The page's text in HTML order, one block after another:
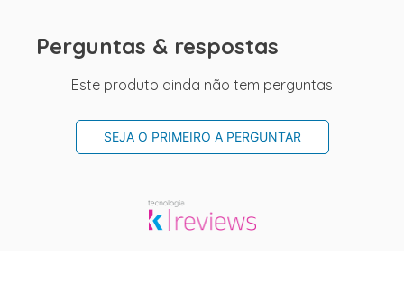
Perguntas & respostas
Este produto ainda não tem perguntas
SEJA O PRIMEIRO A PERGUNTAR